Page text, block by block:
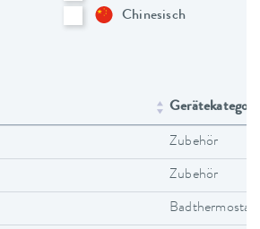
Chinesisch
Zubehör
Zubehör